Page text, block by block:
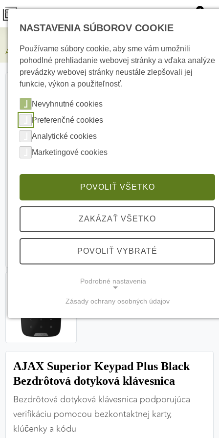
0
AJAX Superior Keypad Plus Black Bezdrôtová dotyková klávesnica
AJAX Superior Keypad Plus Black
Bezdrôtová dotyková klávesnica
Bezdrôtová dotyková klávesnica podporujúca
verifikáciu pomocou bezkontaktnej karty,
klúčenky a kódu
NASTAVENIA SÚBOROV COOKIE
Používame súbory cookie, aby sme vám umožnili
pohodlné prehliadanie webovej stránky a vďaka analýze
prevádzky webovej stránky neustále zlepšovali jej
funkcie, výkon a použiteľnosť.
Nevyhnutné cookies
Preferenčné cookies
Analytické cookies
Marketingové cookies
POVOLIŤ VŠETKO
ZAKÁZAŤ VŠETKO
POVOLIŤ VYBRATÉ
Podrobné nastavenia
(vždy aktívne, nemožno vypnúť)
Tieto cookies sú potrebné na správne fungovanie
zabezpečiť jej plnú funkčnosť.
PREFERENČNÉ COOKIES
Zásady ochrany osobných údajov